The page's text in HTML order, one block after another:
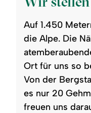
Auf 1.450
die Alpe. Die
Ort für uns so
Von der
es nur 20
freuen uns